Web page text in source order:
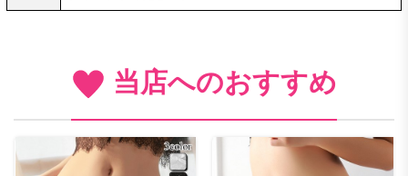
当店へのおすすめ